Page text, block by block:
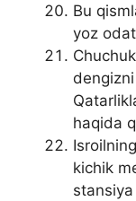
Bu
yoz
haqida
kichik